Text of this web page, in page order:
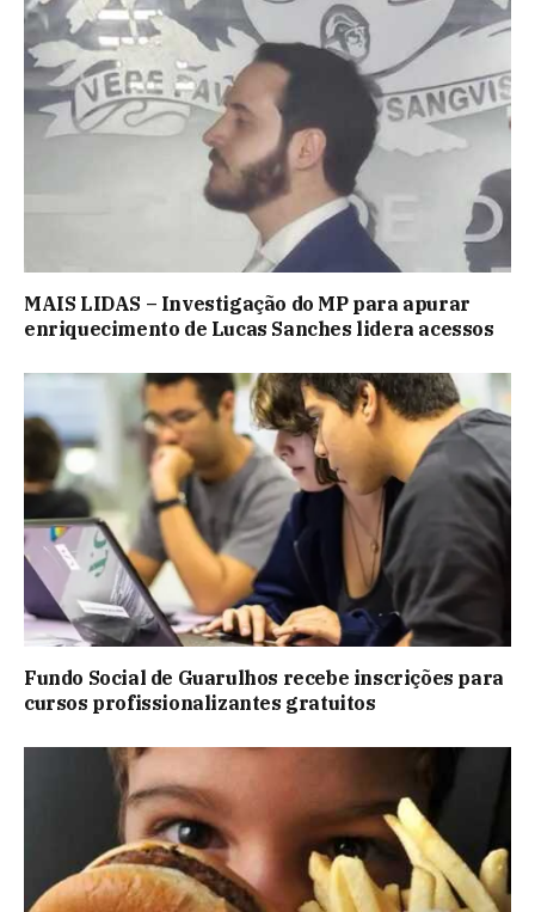
MAIS LIDAS – Investigação do MP para apurar
enriquecimento de Lucas Sanches lidera acessos
Fundo Social de Guarulhos recebe inscrições para
cursos profissionalizantes gratuitos